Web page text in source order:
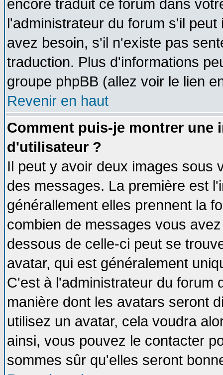
encore traduit ce forum dans
l'administrateur du forum s'il
avez besoin, s'il n'existe pas
traduction. Plus d'informations
groupe phpBB (allez voir le lien
Revenir en haut
Comment puis-je montrer une
d'utilisateur ?
Il peut y avoir deux images sous
des messages. La première est
générallement elles prennent la
combien de messages vous
dessous de celle-ci peut se
avatar, qui est généralement
C'est à l'administrateur du forum
manière dont les avatars seront
utilisez un avatar, cela voudra
ainsi, vous pouvez le contacter
sommes sûr qu'elles seront